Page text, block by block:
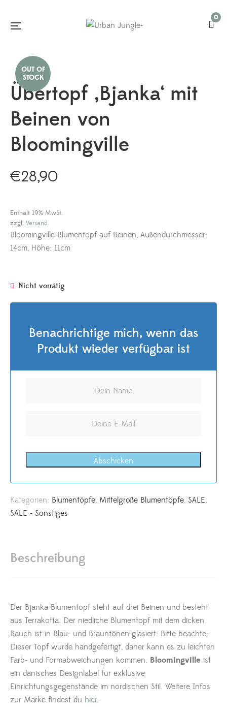
0
Übertopf ‚Bjanka‘ mit
Beinen von
Bloomingville
€28,90
Enthält 19% MwSt.
zzgl. Versand
Bloomingville-Blumentopf auf Beinen, Außendurchmesser:
14cm, Höhe: 11cm
Nicht vorrätig
Benachrichtige mich, wenn das
Produkt wieder verfügbar ist
Abschicken
Kategorien: Blumentöpfe, Mittelgroße Blumentöpfe, SALE,
SALE - Sonstiges
Beschreibung
Der Bjanka Blumentopf steht auf drei Beinen und besteht
aus Terrakotta. Der niedliche Blumentopf mit dem dicken
Bauch ist in Blau- und Brauntönen glasiert. Bitte beachte:
Dieser Topf wurde handgefertigt, daher kann es zu leichten
Farb- und Formabweichungen kommen. Bloomingville ist
ein dänisches Designlabel für exklusive
Einrichtungsgegenstände im nordischen Stil. Weitere Infos
zur Marke findest du hier.